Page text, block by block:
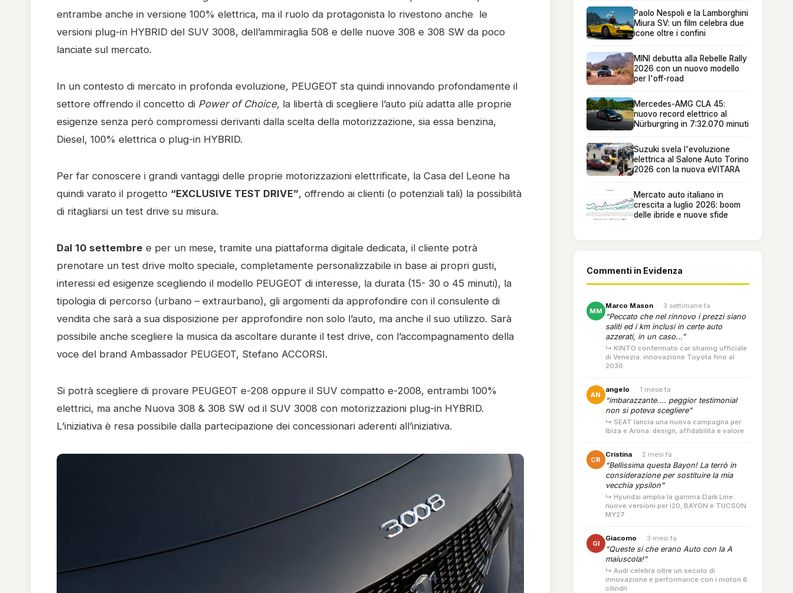
entrambe anche in versione 100% elettrica, ma il ruolo da protagonista lo rivestono anche le
versioni plug-in HYBRID del SUV 3008, dell’ammiraglia 508 e delle nuove 308 e 308 SW da poco
lanciate sul mercato.
In un contesto di mercato in profonda evoluzione, PEUGEOT sta quindi innovando profondamente il
settore offrendo il concetto di Power of Choice, la libertà di scegliere l’auto più adatta alle proprie
esigenze senza però compromessi derivanti dalla scelta della motorizzazione, sia essa benzina,
Diesel, 100% elettrica o plug-in HYBRID.
Per far conoscere i grandi vantaggi delle proprie motorizzazioni elettrificate, la Casa del Leone ha
quindi varato il progetto “EXCLUSIVE TEST DRIVE”, offrendo ai clienti (o potenziali tali) la possibilità
di ritagliarsi un test drive su misura.
Dal 10 settembre e per un mese, tramite una piattaforma digitale dedicata, il cliente potrà
prenotare un test drive molto speciale, completamente personalizzabile in base ai propri gusti,
interessi ed esigenze scegliendo il modello PEUGEOT di interesse, la durata (15- 30 o 45 minuti), la
tipologia di percorso (urbano – extraurbano), gli argomenti da approfondire con il consulente di
vendita che sarà a sua disposizione per approfondire non solo l’auto, ma anche il suo utilizzo. Sarà
possibile anche scegliere la musica da ascoltare durante il test drive, con l’accompagnamento della
voce del brand Ambassador PEUGEOT, Stefano ACCORSI.
Si potrà scegliere di provare PEUGEOT e-208 oppure il SUV compatto e-2008, entrambi 100%
elettrici, ma anche Nuova 308 & 308 SW od il SUV 3008 con motorizzazioni plug-in HYBRID.
L’iniziativa è resa possibile dalla partecipazione dei concessionari aderenti all’iniziativa.
Paolo Nespoli e la Lamborghini
Miura SV: un film celebra due
icone oltre i confini
MINI debutta alla Rebelle Rally
2026 con un nuovo modello
per l'off-road
Mercedes-AMG CLA 45:
nuovo record elettrico al
Nürburgring in 7:32.070 minuti
Suzuki svela l'evoluzione
elettrica al Salone Auto Torino
2026 con la nuova eVITARA
Mercato auto italiano in
crescita a luglio 2026: boom
delle ibride e nuove sfide
Commenti in Evidenza
MM
Marco Mason · 3 settimane fa
“Peccato che nel rinnovo i prezzi siano
saliti ed i km inclusi in certe auto
azzerati, in un caso...”
↳ KINTO confermato car sharing ufficiale
di Venezia: innovazione Toyota fino al
2030
AN
angelo · 1 mese fa
“imbarazzante.... peggior testimonial
non si poteva scegliere”
↳ SEAT lancia una nuova campagna per
Ibiza e Arona: design, affidabilità e valore
CR
Cristina · 2 mesi fa
“Bellissima questa Bayon! La terrò in
considerazione per sostituire la mia
vecchia ypsilon”
↳ Hyundai amplia la gamma Dark Line:
nuove versioni per i20, BAYON e TUCSON
MY27
GI
Giacomo · 3 mesi fa
“Queste si che erano Auto con la A
maiuscola!”
↳ Audi celebra oltre un secolo di
innovazione e performance con i motori 6
cilindri